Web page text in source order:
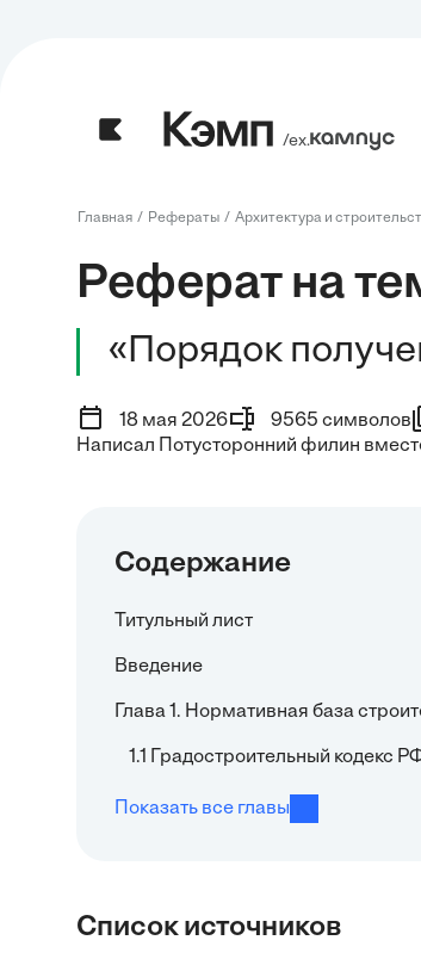
/ех.
Главная Рефераты Архитектура и
Реферат на
«Порядок
18 мая 2026 9565 символов
Написал Потусторонний филин
Содержание
Титульный лист
Введение
Глава 1. Нормативная база
1.1 Градостроительный кодекс
Показать все главы
Список источников